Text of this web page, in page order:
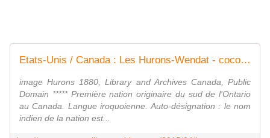
Etats-Unis / Canada : Les Hurons-Wendat - coco Magnanville
image Hurons 1880, Library and Archives Canada, Public
Domain ***** Première nation originaire du sud de l'Ontario
au Canada. Langue iroquoienne. Auto-désignation : le nom
indien de la nation est...